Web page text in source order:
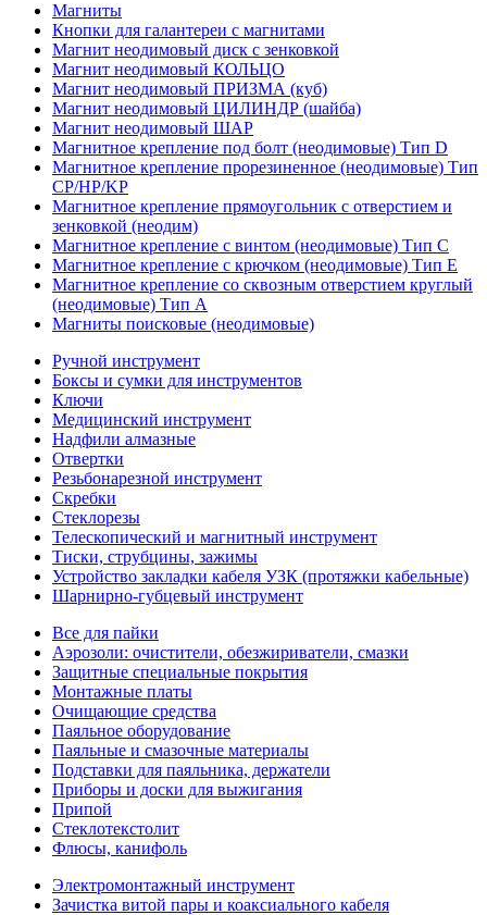
Магниты
Кнопки для галантереи с магнитами
Магнит неодимовый диск с зенковкой
Магнит неодимовый КОЛЬЦО
Магнит неодимовый ПРИЗМА (куб)
Магнит неодимовый ЦИЛИНДР (шайба)
Магнит неодимовый ШАР
Магнитное крепление под болт (неодимовые) Тип D
Магнитное крепление прорезиненное (неодимовые) Тип
CP/HP/KP
Магнитное крепление прямоугольник с отверстием и
зенковкой (неодим)
Магнитное крепление с винтом (неодимовые) Тип С
Магнитное крепление с крючком (неодимовые) Тип Е
Магнитное крепление со сквозным отверстием круглый
(неодимовые) Тип А
Магниты поисковые (неодимовые)
Ручной инструмент
Боксы и сумки для инструментов
Ключи
Медицинский инструмент
Надфили алмазные
Отвертки
Резьбонарезной инструмент
Скребки
Стеклорезы
Телескопический и магнитный инструмент
Тиски, струбцины, зажимы
Устройство закладки кабеля УЗК (протяжки кабельные)
Шарнирно-губцевый инструмент
Все для пайки
Аэрозоли: очистители, обезжириватели, смазки
Защитные специальные покрытия
Монтажные платы
Очищающие средства
Паяльное оборудование
Паяльные и смазочные материалы
Подставки для паяльника, держатели
Приборы и доски для выжигания
Припой
Стеклотекстолит
Флюсы, канифоль
Электромонтажный инструмент
Зачистка витой пары и коаксиального кабеля